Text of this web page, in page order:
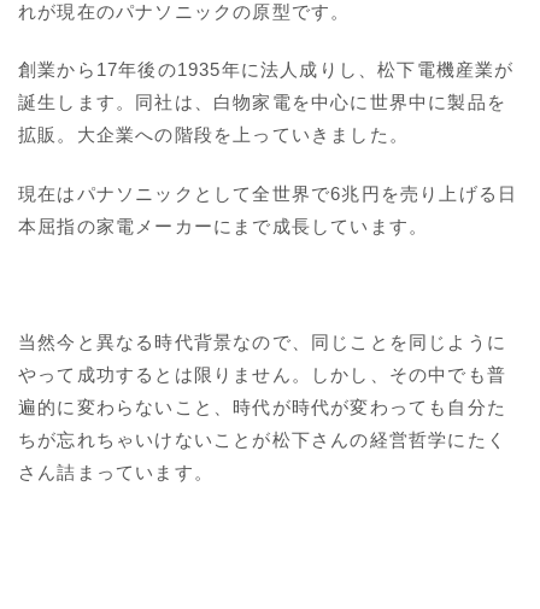
れが現在のパナソニックの原型です。
創業から17年後の1935年に法人成りし、松下電機産業が
誕生します。同社は、白物家電を中心に世界中に製品を
拡販。大企業への階段を上っていきました。
現在はパナソニックとして全世界で6兆円を売り上げる日
本屈指の家電メーカーにまで成長しています。
当然今と異なる時代背景なので、同じことを同じように
やって成功するとは限りません。しかし、その中でも普
遍的に変わらないこと、時代が時代が変わっても自分た
ちが忘れちゃいけないことが松下さんの経営哲学にたく
さん詰まっています。